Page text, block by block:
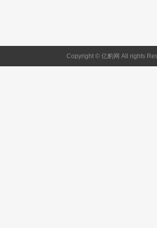
Copyright © 亿豹网 All rights